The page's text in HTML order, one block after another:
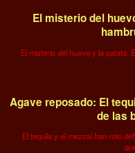
El misterio del
El misterio del huevo y la patata:
Agave reposado: El
de las
El tequila y el mezcal han roto